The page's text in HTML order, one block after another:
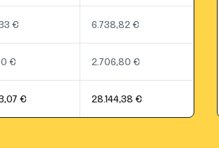
€ 6.738,82 €
€ 2.706,80 €
€ 28.144,38 €